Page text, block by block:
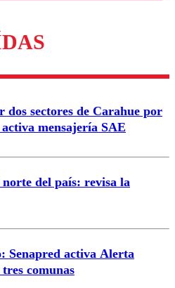
para garantizar un
respetuoso.
dos sectores de Carahue por
mensajería SAE
del país: revisa la
Senapred activa Alerta
comunas